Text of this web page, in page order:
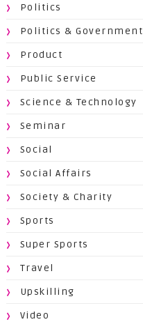
Politics
Politics & Government
Product
Public Service
Science & Technology
Seminar
Social
Social Affairs
Society & Charity
Sports
Super Sports
Travel
Upskilling
Video